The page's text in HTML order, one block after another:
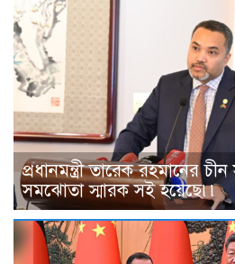
প্রধানমন্ত্রী তারেক রহমানের
সমঝোতা স্মারক সই হয়েছে৷৷